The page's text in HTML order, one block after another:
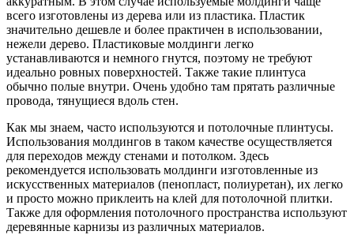
всего изготовлены из дерева или из пластика. Пластик
значительно дешевле и более практичен в использовании,
нежели дерево. Пластиковые молдинги легко
устанавливаются и немного гнутся, поэтому не требуют
идеально ровных поверхностей. Также такие плинтуса
обычно полые внутри. Очень удобно там прятать различные
провода, тянущиеся вдоль стен.
Как мы знаем, часто используются и потолочные плинтусы.
Использования молдингов в таком качестве осуществляется
для переходов между стенами и потолком. Здесь
рекомендуется использовать молдинги изготовленные из
искусственных материалов (пенопласт, полиуретан), их легко
и просто можно приклеить на клей для потолочной плитки.
Также для оформления потолочного пространства используют
деревянные карнизы из различных материалов.